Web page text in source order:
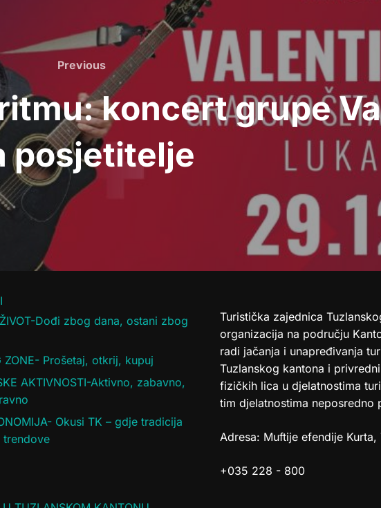
Previous
Previous
koncert grupe
posjetitelje
Dođi zbog dana, ostani zbog
ZONE- Prošetaj, otkrij, kupuj
AKTIVNOSTI-Aktivno, zabavno,
Okusi TK – gdje tradicija
trendove
Turistička zajednica
organizacija na području
radi jačanja i unapređivanja
Tuzlanskog kantona i
fizičkih lica u djelatnostima
tim djelatnostima neposredno
Adresa: Muftije efendije
+035 228 - 800